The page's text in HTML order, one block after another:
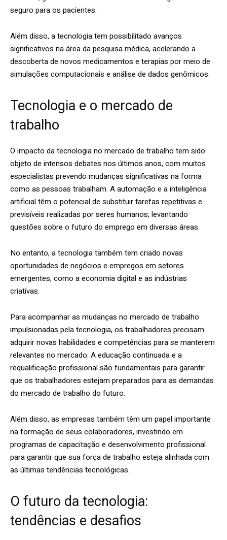
seguro para os pacientes.
Além disso, a tecnologia tem possibilitado avanços
significativos na área da pesquisa médica, acelerando a
descoberta de novos medicamentos e terapias por meio de
simulações computacionais e análise de dados genômicos.
Tecnologia e o mercado de
trabalho
O impacto da tecnologia no mercado de trabalho tem sido
objeto de intensos debates nos últimos anos, com muitos
especialistas prevendo mudanças significativas na forma
como as pessoas trabalham. A automação e a inteligência
artificial têm o potencial de substituir tarefas repetitivas e
previsíveis realizadas por seres humanos, levantando
questões sobre o futuro do emprego em diversas áreas.
No entanto, a tecnologia também tem criado novas
oportunidades de negócios e empregos em setores
emergentes, como a economia digital e as indústrias
criativas.
Para acompanhar as mudanças no mercado de trabalho
impulsionadas pela tecnologia, os trabalhadores precisam
adquirir novas habilidades e competências para se manterem
relevantes no mercado. A educação continuada e a
requalificação profissional são fundamentais para garantir
que os trabalhadores estejam preparados para as demandas
do mercado de trabalho do futuro.
Além disso, as empresas também têm um papel importante
na formação de seus colaboradores, investindo em
programas de capacitação e desenvolvimento profissional
para garantir que sua força de trabalho esteja alinhada com
as últimas tendências tecnológicas.
O futuro da tecnologia:
tendências e desafios